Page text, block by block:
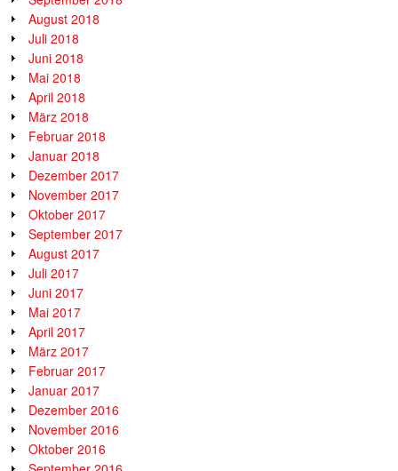
August 2018
Juli 2018
Juni 2018
Mai 2018
April 2018
März 2018
Februar 2018
Januar 2018
Dezember 2017
November 2017
Oktober 2017
September 2017
August 2017
Juli 2017
Juni 2017
Mai 2017
April 2017
März 2017
Februar 2017
Januar 2017
Dezember 2016
November 2016
Oktober 2016